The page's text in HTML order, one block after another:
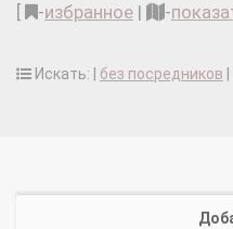
-избранное | -
Искать: | без посредников